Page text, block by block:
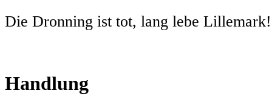
Die Dronning ist tot, lang lebe Lillemark!
Handlung